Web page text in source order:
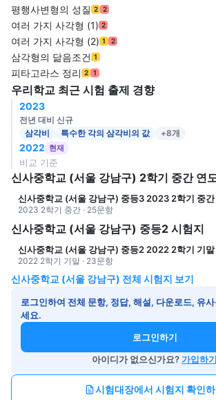
평행사변형의 성질 2 2
여러 가지 사각형 (1) 2
여러 가지 사각형 (2) 1 2
삼각형의 닮음조건 1
피타고라스 정리 2 1
우리학교 최근 시험 출제 경향
2023
전년 대비 신규
삼각비
특수한 각의 삼각비의 값 +8개
2022 현재
비교 기준
신사중학교 (서울 강남구) 2학기 중간 연
신사중학교 (서울 강남구) 중등3 2023 2학기 중간
2023 2학기 중간 · 25문항
신사중학교 (서울 강남구) 중등2 시험지
신사중학교 (서울 강남구) 중등2 2022 2학기 기말
2022 2학기 기말 · 23문항
신사중학교 (서울 강남구) 전체 시험지 보기
로그인하여 전체 문항, 정답, 해설, 다운로드, 유
세요.
로그인하기
아이디가 없으신가요?가입하기
시험대장에서 시험지 확인